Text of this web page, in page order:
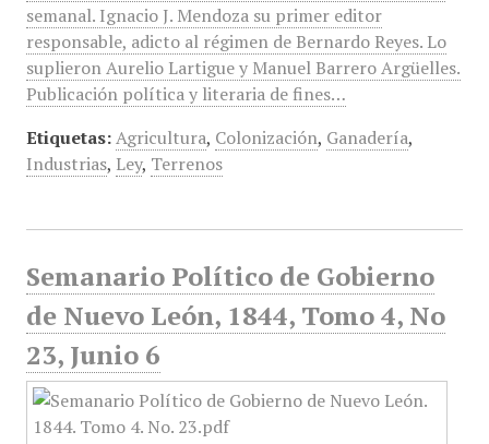
semanal. Ignacio J. Mendoza su primer editor
responsable, adicto al régimen de Bernardo Reyes. Lo
suplieron Aurelio Lartigue y Manuel Barrero Argüelles.
Publicación política y literaria de fines…
Etiquetas: Agricultura, Colonización, Ganadería,
Industrias, Ley, Terrenos
Semanario Político de Gobierno
de Nuevo León, 1844, Tomo 4, No
23, Junio 6